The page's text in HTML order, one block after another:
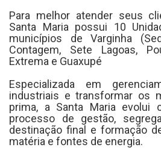
Para melhor atender seus
Santa Maria possui 10
municípios de Varginha
Contagem, Sete Lagoas,
Extrema e Guaxupé
Especializada em
industriais e transformar os
prima, a Santa Maria evolui
processo de gestão,
destinação final e formação
matéria e fontes de energia.